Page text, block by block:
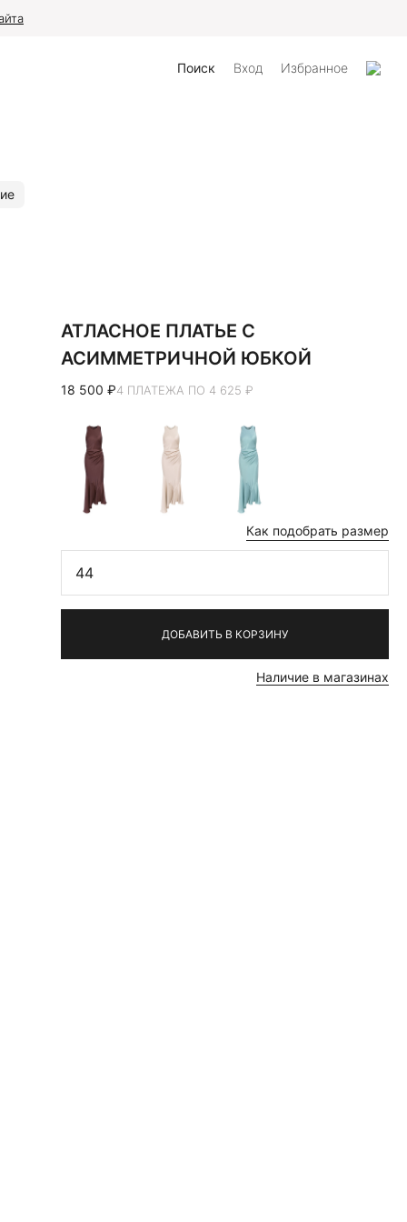
Поиск Вход Избранное
АТЛАСНОЕ ПЛАТЬЕ С
АСИММЕТРИЧНОЙ ЮБКОЙ
18 500 ₽4 ПЛАТЕЖА ПО 4 625 ₽
Как подобрать размер
44
ДОБАВИТЬ В КОРЗИНУ
Наличие в магазинах